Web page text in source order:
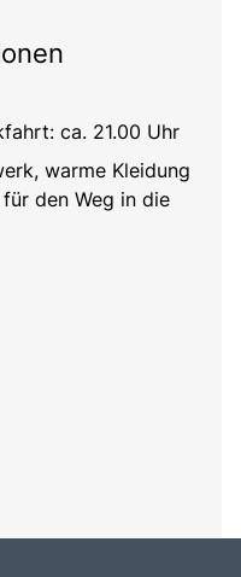
ca. 21.00 Uhr
warme Kleidung
den Weg in die